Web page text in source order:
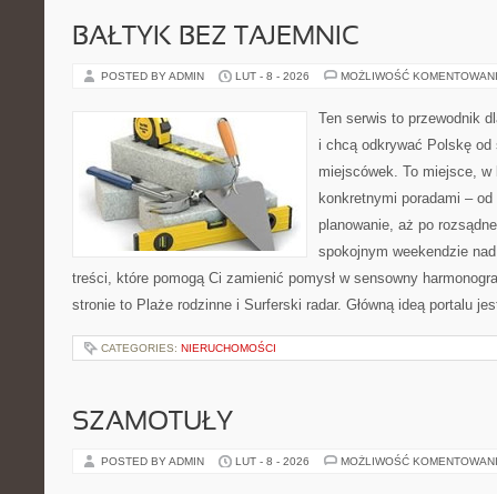
BAŁTYK BEZ TAJEMNIC
POSTED BY ADMIN LUT - 8 - 2026 MOŻLIWOŚĆ
Ten serwis to przewodnik
i chcą odkrywać Polskę
miejscówek. To miejsce,
konkretnymi poradami –
planowanie, aż po
spokojnym weekendzie
treści, które pomogą Ci zamienić pomysł w sensowny
stronie to Plaże rodzinne i Surferski radar. Główną ideą portalu
CATEGORIES: NIERUCHOMOŚCI
SZAMOTUŁY
POSTED BY ADMIN LUT - 8 - 2026 MOŻLIWOŚĆ